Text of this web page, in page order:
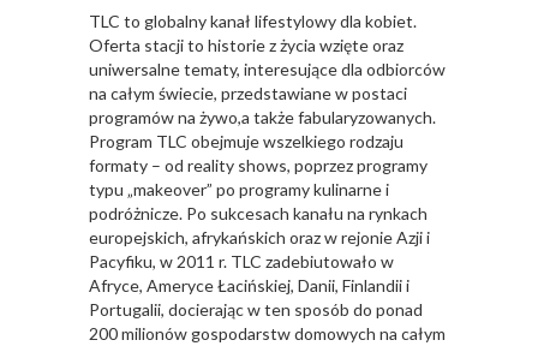
TLC to globalny kanał lifestylowy dla kobiet.
Oferta stacji to historie z życia wzięte oraz
uniwersalne tematy, interesujące dla odbiorców
na całym świecie, przedstawiane w postaci
programów na żywo,a także fabularyzowanych.
Program TLC obejmuje wszelkiego rodzaju
formaty – od reality shows, poprzez programy
typu „makeover” po programy kulinarne i
podróżnicze. Po sukcesach kanału na rynkach
europejskich, afrykańskich oraz w rejonie Azji i
Pacyfiku, w 2011 r. TLC zadebiutowało w
Afryce, Ameryce Łacińskiej, Danii, Finlandii i
Portugalii, docierając w ten sposób do ponad
200 milionów gospodarstw domowych na całym